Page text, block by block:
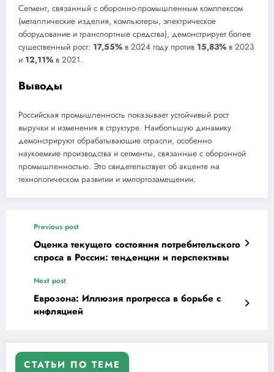
Сегмент, связанный с оборонно-промышленным комплексом
(металлические изделия, компьютеры, электрическое
оборудование и транспортные средства), демонстрирует более
существенный рост: 17,55% в 2024 году против 15,83% в 2023
и 12,11% в 2021.
Выводы
Российская промышленность показывает устойчивый рост
выручки и изменения в структуре. Наибольшую динамику
демонстрируют обрабатывающие отрасли, особенно
наукоемкие производства и сегменты, связанные с оборонной
промышленностью. Это свидетельствует об акценте на
технологическом развитии и импортозамещении.
Previous post
Оценка текущего состояния потребительского
спроса в России: тенденции и перспективы
Next post
Еврозона: Иллюзия прогресса в борьбе с
инфляцией
СТАТЬИ ПО ТЕМЕ